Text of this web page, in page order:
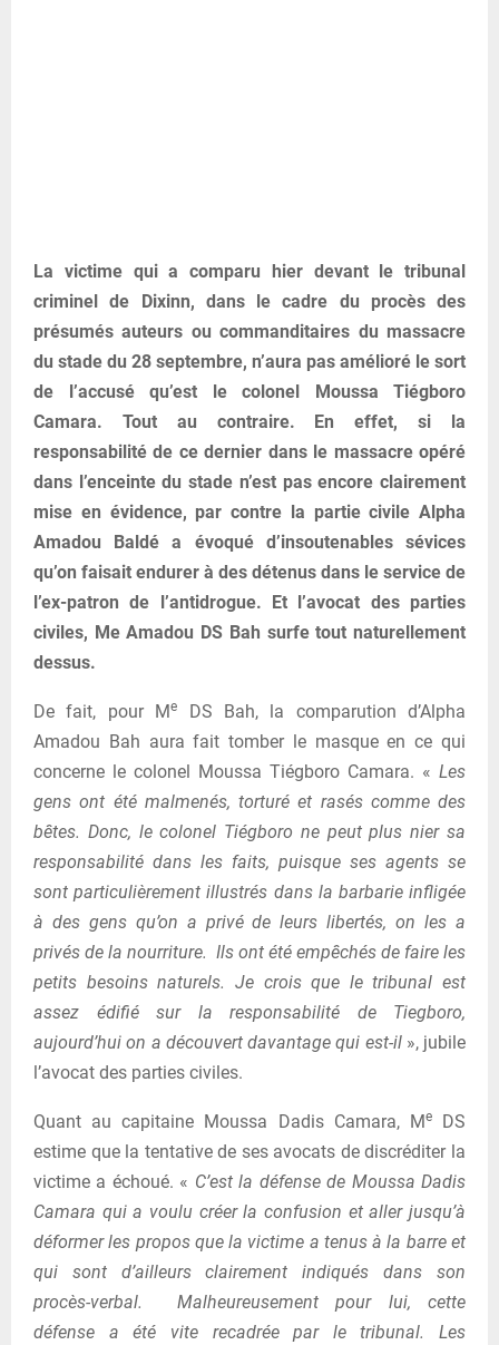
La victime qui a comparu hier devant le tribunal
criminel de Dixinn, dans le cadre du procès des
présumés auteurs ou commanditaires du massacre
du stade du 28 septembre, n’aura pas amélioré le sort
de l’accusé qu’est le colonel Moussa Tiégboro
Camara. Tout au contraire. En effet, si la
responsabilité de ce dernier dans le massacre opéré
dans l’enceinte du stade n’est pas encore clairement
mise en évidence, par contre la partie civile Alpha
Amadou Baldé a évoqué d’insoutenables sévices
qu’on faisait endurer à des détenus dans le service de
l’ex-patron de l’antidrogue. Et l’avocat des parties
civiles, Me Amadou DS Bah surfe tout naturellement
dessus.
De fait, pour Me
DS Bah, la comparution d’Alpha
Amadou Bah aura fait tomber le masque en ce qui
concerne le colonel Moussa Tiégboro Camara. « Les
gens ont été malmenés, torturé et rasés comme des
bêtes. Donc, le colonel Tiégboro ne peut plus nier sa
responsabilité dans les faits, puisque ses agents se
sont particulièrement illustrés dans la barbarie infligée
à des gens qu’on a privé de leurs libertés, on les a
privés de la nourriture. Ils ont été empêchés de faire les
petits besoins naturels. Je crois que le tribunal est
assez édifié sur la responsabilité de Tiegboro,
aujourd’hui on a découvert davantage qui est-il», jubile
l’avocat des parties civiles.
Quant au capitaine Moussa Dadis Camara, MeDS
estime que la tentative de ses avocats de discréditer la
victime a échoué. « C’est la défense de Moussa Dadis
Camara qui a voulu créer la confusion et aller jusqu’à
déformer les propos que la victime a tenus à la barre et
qui sont d’ailleurs clairement indiqués dans son
procès-verbal. Malheureusement pour lui, cette
défense a été vite recadrée par le tribunal. Les